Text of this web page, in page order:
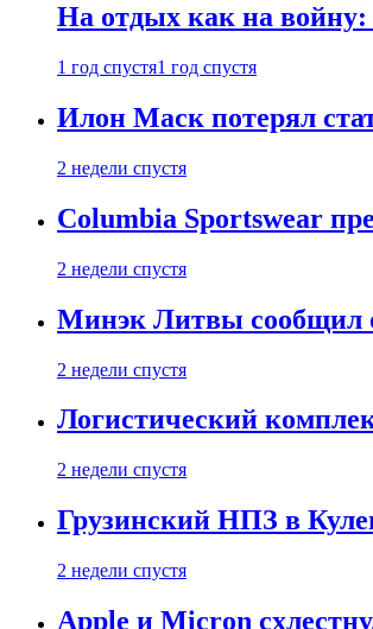
На отдых как на войну:
1 год спустя1 год спустя
Илон Маск потерял
2 недели спустя
Columbia Sportswear
2 недели спустя
Минэк Литвы сообщил
2 недели спустя
Логистический
2 недели спустя
Грузинский НПЗ в
2 недели спустя
Apple и Micron